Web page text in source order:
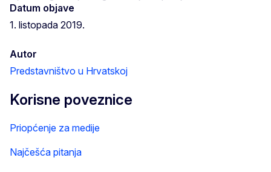
Datum objave
1. listopada 2019.
Autor
Predstavništvo u Hrvatskoj
Korisne poveznice
Priopćenje za medije
Najčešća pitanja